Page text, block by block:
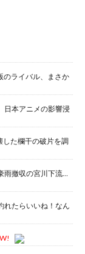
のライバル、まさか
日本アニメの影響浸
した欄干の破片を調
雨撤収の宮川下流…
れたらいいね！なん